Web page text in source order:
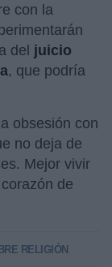
con la
del juicio
, que podría
obsesión con
no deja de
Mejor vivir
de
RELIGIÓN